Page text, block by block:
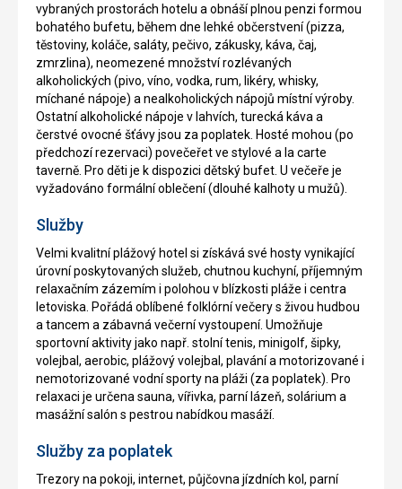
vybraných prostorách hotelu a obnáší plnou penzi formou
bohatého bufetu, během dne lehké občerstvení (pizza,
těstoviny, koláče, saláty, pečivo, zákusky, káva, čaj,
zmrzlina), neomezené množství rozlévaných
alkoholických (pivo, víno, vodka, rum, likéry, whisky,
míchané nápoje) a nealkoholických nápojů místní výroby.
Ostatní alkoholické nápoje v lahvích, turecká káva a
čerstvé ovocné šťávy jsou za poplatek. Hosté mohou (po
předchozí rezervaci) povečeřet ve stylové a la carte
taverně. Pro děti je k dispozici dětský bufet. U večeře je
vyžadováno formální oblečení (dlouhé kalhoty u mužů).
Služby
Velmi kvalitní plážový hotel si získává své hosty vynikající
úrovní poskytovaných služeb, chutnou kuchyní, příjemným
relaxačním zázemím i polohou v blízkosti pláže i centra
letoviska. Pořádá oblíbené folklórní večery s živou hudbou
a tancem a zábavná večerní vystoupení. Umožňuje
sportovní aktivity jako např. stolní tenis, minigolf, šipky,
volejbal, aerobic, plážový volejbal, plavání a motorizované i
nemotorizované vodní sporty na pláži (za poplatek). Pro
relaxaci je určena sauna, vířivka, parní lázeň, solárium a
masážní salón s pestrou nabídkou masáží.
Služby za poplatek
Trezory na pokoji, internet, půjčovna jízdních kol, parní